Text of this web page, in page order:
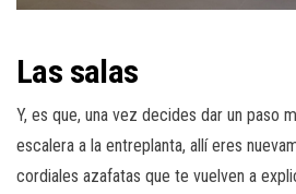
Las salas
Y, es que, una vez decides dar un paso
escalera a la entreplanta, allí eres
cordiales azafatas que te vuelven a